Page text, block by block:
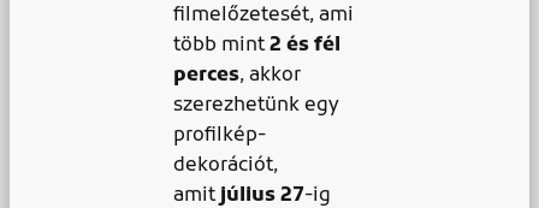
filmelőzetesét, ami
több mint2 és fél
perces, akkor
szerezhetünk egy
profilkép-
dekorációt,
amitjúlius 27-ig